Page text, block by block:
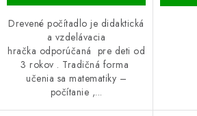
Drevené počítadlo je didaktická
a vzdelávacia
hračka odporúčaná pre deti od
3 rokov . Tradičná forma
učenia sa matematiky –
počítanie ,...